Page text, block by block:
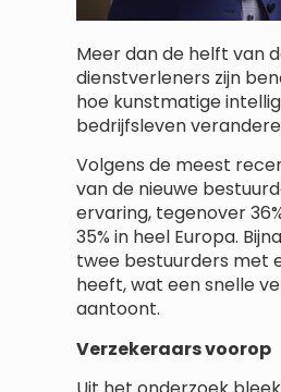
Meer dan de helft van
dienstverleners zijn
hoe kunstmatige
bedrijfsleven
Volgens de meest
van de nieuwe
ervaring, tegenover
35% in heel Europa.
twee bestuurders met
heeft, wat een snelle
aantoont.
Verzekeraars voorop